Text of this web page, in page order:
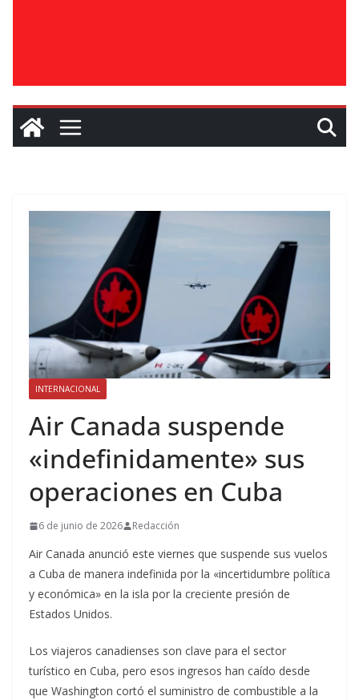
INTERNACIONAL
Air Canada suspende
«indefinidamente» sus
operaciones en Cuba
6 de junio de 2026 Redacción
Air Canada anunció este viernes que suspende sus vuelos
a Cuba de manera indefinida por la «incertidumbre política
y económica» en la isla por la creciente presión de
Estados Unidos.
Los viajeros canadienses son clave para el sector
turístico en Cuba, pero esos ingresos han caído desde
que Washington cortó el suministro de combustible a la